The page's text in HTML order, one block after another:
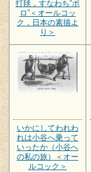
打毬，すなわち”ポ
ロ”＜オールコッ
ク，日本の素描よ
り＞
いかにしてわれわ
れは小谷へ乗って
いったか（小谷へ
の私の旅）＜オー
ルコック＞